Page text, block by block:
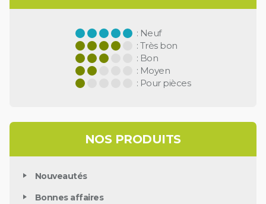
: Neuf
: Très bon
: Bon
: Moyen
: Pour pièces
NOS PRODUITS
Nouveautés
Bonnes affaires